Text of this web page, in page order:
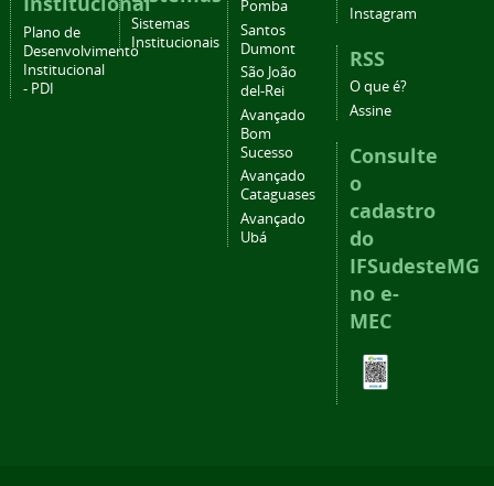
Plano de
Desenvolvimento
Institucional
- PDI
Sistemas
Institucionais
Pomba
Santos
Dumont
São João
del-Rei
Avançado
Bom
Sucesso
Avançado
Cataguases
Avançado
Ubá
Instagram
RSS
O que é?
Assine
Consulte
o
cadastro
do
IFSudesteMG
no e-
MEC